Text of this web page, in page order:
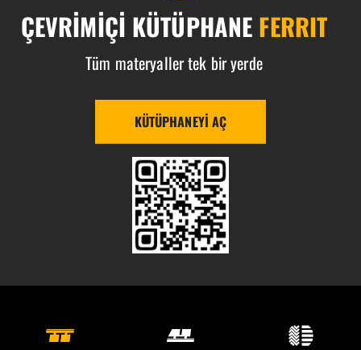
ÇEVRIMIÇI KÜTÜPHANE FERRIT
Tüm materyaller tek bir yerde
KÜTÜPHANEYI AÇ